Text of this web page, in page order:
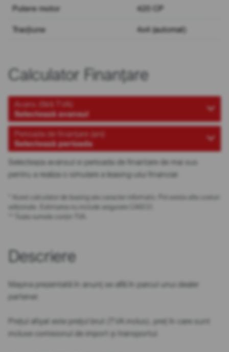
Putere motor 420 CP
Tracțiune 4x4 (automat)
Calculator Finanțare
Avans (fără TVA)
Selectează avansul
Perioada de finanțare (ani)
Selectează perioada
Selecteaza avansul si perioada de finantare de mai sus
pentru a realiza o simulare a leasing-ului financiar.
* Acest calculator de leasing are caracter informativ. Pot exista alte costuri
adiționale. Estimarea nu include asigurare CASCO.
** Toate sumele conțin TVA.
Descriere
Mașina prezentată în anunț se află în parcul unui dealer
partener.
Prețul afișat este prețul brut (TVA inclus), preț în care sunt
incluse comisionul de import și transportul.